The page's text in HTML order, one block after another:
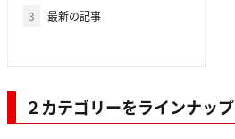
3
最新の記事
２カテゴリーをラインナップ